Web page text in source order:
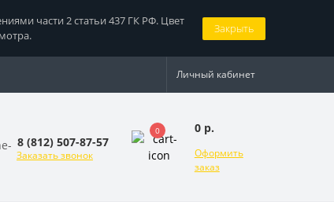
части 2 статьи 437 ГК РФ. Цвет
Закрыть
Личный кабинет
8 (812) 507-87-57
Заказать звонок
0 0 р.
Оформить
заказ